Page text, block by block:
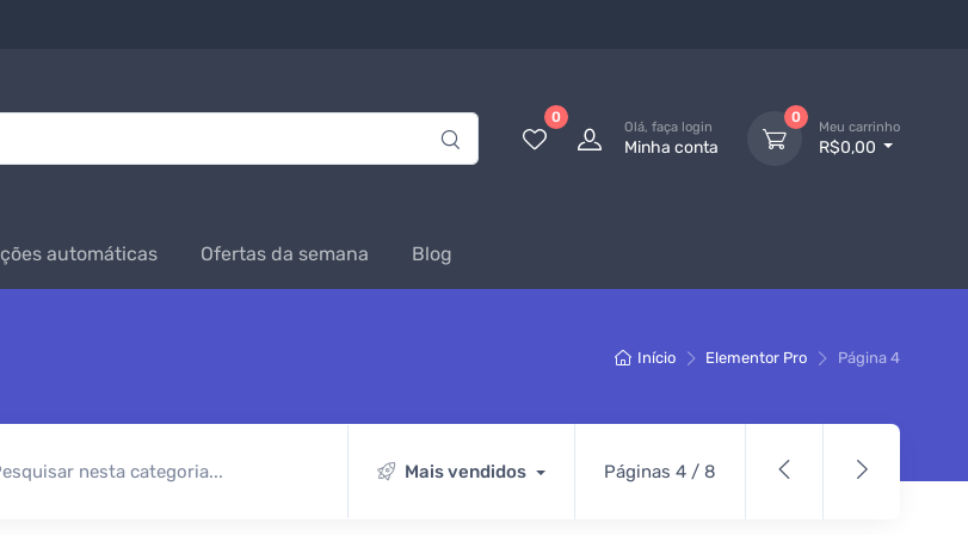
0
Olá, faça login
Minha conta
0
Meu carrinho
R$0,00
automáticas Ofertas da semana Blog
Início Elementor Pro Página 4
Mais vendidos Páginas 4 / 8